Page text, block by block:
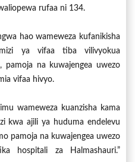
rufaa ni 134.
hao wameweza kufanikisha
ya vifaa tiba vilivyokua
pamoja na kuwajengea uwezo
vifaa hivyo.
wameweza kuanzisha kama
kwa ajili ya huduma endelevu
pamoja na kuwajengea uwezo
hospitali za Halmashauri.”